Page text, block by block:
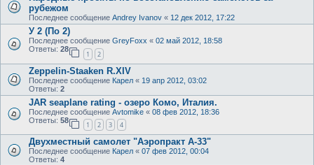
рубежом
Последнее сообщение Andrey Ivanov « 12 дек 2012, 17:22
У 2 (По 2)
Последнее сообщение GreyFoxx « 02 май 2012, 18:58
Ответы: 28
1 2
Zeppelin-Staaken R.XIV
Последнее сообщение Карел « 19 апр 2012, 03:02
Ответы: 2
JAR seaplane rating - озеро Комо, Италия.
Последнее сообщение Avtomike « 08 фев 2012, 18:36
Ответы: 58
1 2 3 4
Двухместный самолет "Аэропракт А-33"
Последнее сообщение Карел « 07 фев 2012, 00:04
Ответы: 4